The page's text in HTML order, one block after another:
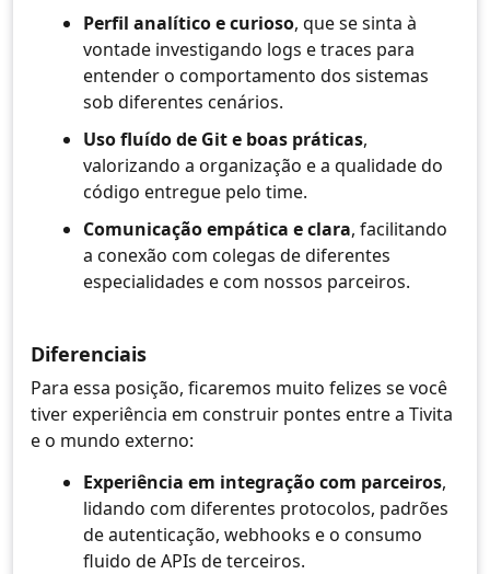
Perfil analítico e curioso, que se sinta à
vontade investigando logs e traces para
entender o comportamento dos sistemas
sob diferentes cenários.
Uso fluído de Git e boas práticas,
valorizando a organização e a qualidade do
código entregue pelo time.
Comunicação empática e clara, facilitando
a conexão com colegas de diferentes
especialidades e com nossos parceiros.
Diferenciais
Para essa posição, ficaremos muito felizes se você
tiver experiência em construir pontes entre a Tivita
e o mundo externo:
Experiência em integração com parceiros,
lidando com diferentes protocolos, padrões
de autenticação, webhooks e o consumo
fluido de APIs de terceiros.